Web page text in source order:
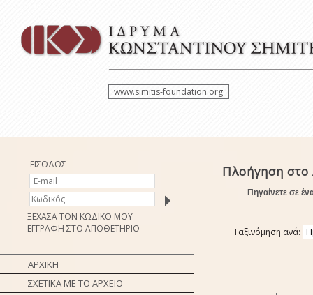
www.simitis-foundation.org
ΕΙΣΟΔΟΣ
ΞΕΧΑΣΑ ΤΟΝ ΚΩΔΙΚΟ ΜΟΥ
ΕΓΓΡΑΦΗ ΣΤΟ ΑΠΟΘΕΤΗΡΙΟ
ΑΡΧΙΚΗ
ΣΧΕΤΙΚΑ ΜΕ ΤΟ ΑΡΧΕΙΟ
Πλοήγηση
Πηγαίνετε σε
Ταξινόμηση ανά: